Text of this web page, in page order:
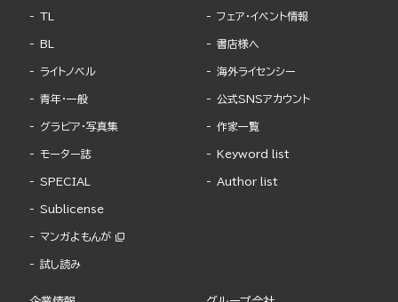
TL
BL
ライトノベル
青年・一般
グラビア・写真集
モーター誌
SPECIAL
Sublicense
マンガよもんが
試し読み
フェア・イベント情報
書店様へ
海外ライセンシー
公式SNSアカウント
作家一覧
Keyword list
Author list